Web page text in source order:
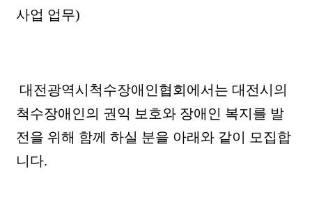
사업 업무)
대전광역시척수장애인협회에서는 대전시의
척수장애인의 권익 보호와 장애인 복지를 발
전을 위해 함께 하실 분을 아래와 같이 모집합
니다.